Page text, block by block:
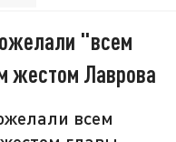
"всем
жестом Лаврова
всем